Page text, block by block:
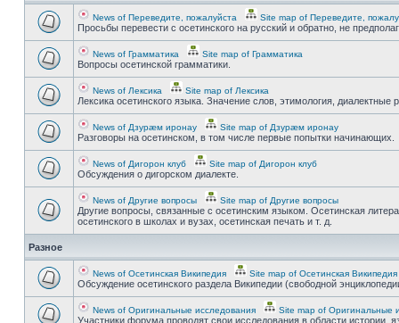
News of Переведите, пожалуйста Site map of Переведите,
Просьбы перевести с осетинского на русский и обратно, не
News of Грамматика Site map of Грамматика
Вопросы осетинской грамматики.
News of Лексика Site map of Лексика
Лексика осетинского языка. Значение слов, этимология, диалектные
News of Дзурæм иронау Site map of Дзурæм иронау
Разговоры на осетинском, в том числе первые попытки начинающих.
News of Дигорон клуб Site map of Дигорон клуб
Обсуждения о дигорском диалекте.
News of Другие вопросы Site map of Другие вопросы
Другие вопросы, связанные с осетинским языком. Осетинская
осетинского в школах и вузах, осетинская печать и т. д.
Разное
News of Осетинская Википедия Site map of Осетинская Википедия
Обсуждение осетинского раздела Википедии (свободной
News of Оригинальные исследования Site map of Оригинальные
Участники форума проводят свои исследования в области истории,